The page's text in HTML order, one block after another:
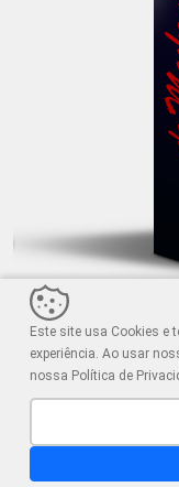
EBOOK
Este site usa Cookies e
experiência. Ao usar
nossa Política de